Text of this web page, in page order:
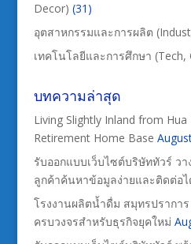
Decor) (31)
อุตสาหกรรมและการผลิต
เทคโนโลยีและการศึกษา (Tech,
บทความล่าสุด
Living Slightly Inland from Hua
Retirement Home Base
รับออกแบบเว็บไซต์บริษัททัวร์ วา
ลูกค้าค้นหาข้อมูลง่ายและติดต่อไ
โรงงานผลิตน้ำดื่ม สมุทรปรากา
ครบวงจรสำหรับธุรกิจยุคใหม่